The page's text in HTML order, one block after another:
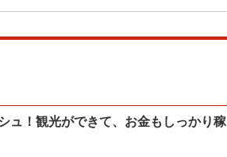
ュ！観光ができて、お金もしっかり稼